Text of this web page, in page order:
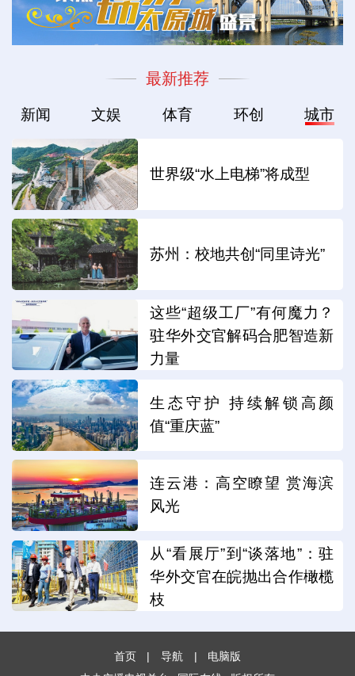
最新推荐
新闻 文娱 体育 环创 城市
世界级“水上电梯”将成型
苏州：校地共创“同里诗光”
这些“超级工厂”有何魔力？
驻华外交官解码合肥智造新
力量
生态守护 持续解锁高颜
值“重庆蓝”
连云港：高空瞭望 赏海滨
风光
从“看展厅”到“谈落地”：驻
华外交官在皖抛出合作橄榄
枝
首页 | 导航 |
电脑版